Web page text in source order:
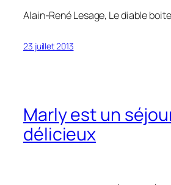
Alain-René Lesage, Le diable
23 juillet 2013
Marly est un
délicieux